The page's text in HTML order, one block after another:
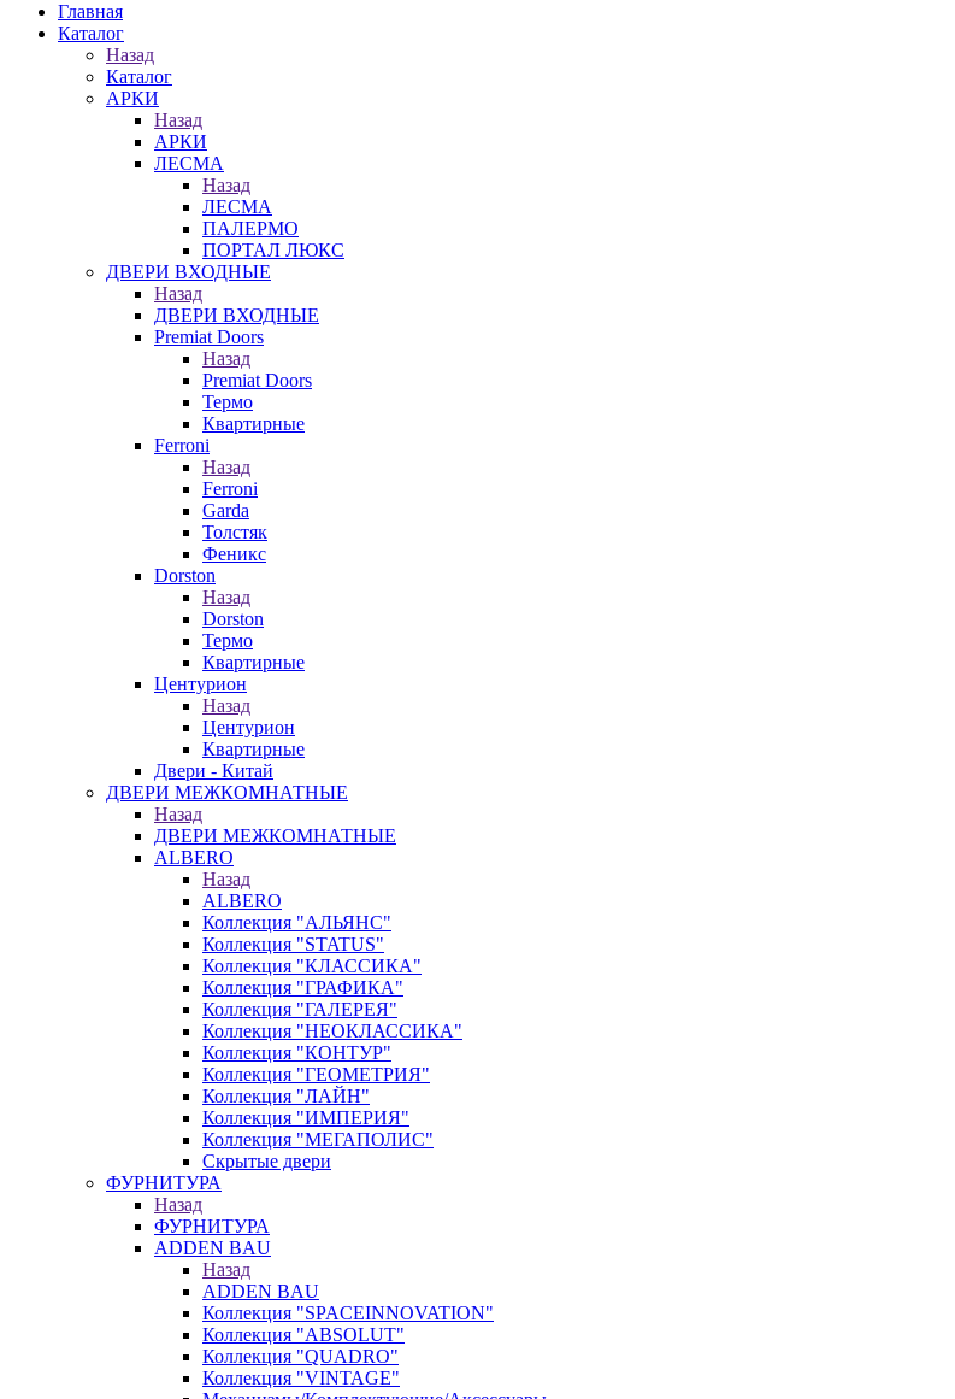
Главная
Каталог
Назад
Каталог
АРКИ
Назад
АРКИ
ЛЕСМА
Назад
ЛЕСМА
ПАЛЕРМО
ПОРТАЛ ЛЮКС
ДВЕРИ ВХОДНЫЕ
Назад
ДВЕРИ ВХОДНЫЕ
Premiat Doors
Назад
Premiat Doors
Термо
Квартирные
Ferroni
Назад
Ferroni
Garda
Толстяк
Феникс
Dorston
Назад
Dorston
Термо
Квартирные
Центурион
Назад
Центурион
Квартирные
Двери - Китай
ДВЕРИ МЕЖКОМНАТНЫЕ
Назад
ДВЕРИ МЕЖКОМНАТНЫЕ
ALBERO
Назад
ALBERO
Коллекция "АЛЬЯНС"
Коллекция "STATUS"
Коллекция "КЛАССИКА"
Коллекция "ГРАФИКА"
Коллекция "ГАЛЕРЕЯ"
Коллекция "НЕОКЛАССИКА"
Коллекция "КОНТУР"
Коллекция "ГЕОМЕТРИЯ"
Коллекция "ЛАЙН"
Коллекция "ИМПЕРИЯ"
Коллекция "МЕГАПОЛИС"
Скрытые двери
ФУРНИТУРА
Назад
ФУРНИТУРА
ADDEN BAU
Назад
ADDEN BAU
Коллекция "SPACEINNOVATION"
Коллекция "ABSOLUT"
Коллекция "QUADRO"
Коллекция "VINTAGE"